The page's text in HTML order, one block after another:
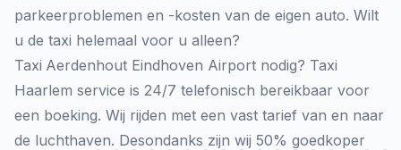
parkeerproblemen en -kosten van de eigen auto. Wilt
u de taxi helemaal voor u alleen?
Taxi Aerdenhout Eindhoven Airport nodig? Taxi
Haarlem service is 24/7 telefonisch bereikbaar voor
een boeking. Wij rijden met een vast tarief van en naar
de luchthaven. Desondanks zijn wij 50% goedkoper